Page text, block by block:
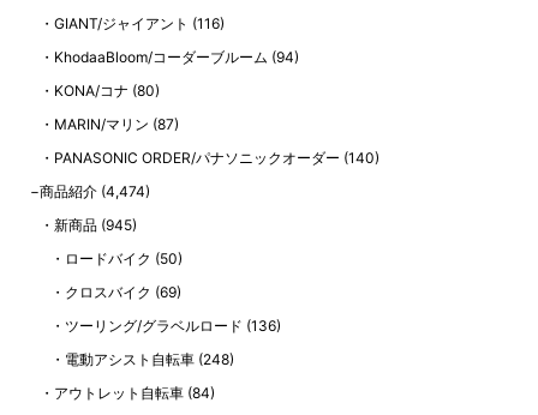
GIANT/ジャイアント (116)
KhodaaBloom/コーダーブルーム (94)
KONA/コナ (80)
MARIN/マリン (87)
PANASONIC ORDER/パナソニックオーダー (140)
商品紹介 (4,474)
新商品 (945)
ロードバイク (50)
クロスバイク (69)
ツーリング/グラベルロード (136)
電動アシスト自転車(248)
アウトレット自転車 (84)